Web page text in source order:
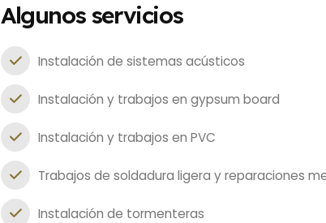
Algunos servicios
Instalación de sistemas acústicos
Instalación y trabajos en gypsum board
Instalación y trabajos en PVC
Trabajos de soldadura ligera y reparaciones
Instalación de tormenteras